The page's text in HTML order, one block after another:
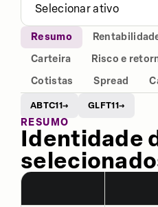
Selecionar ativo
Resumo
Carteira
Risco e
Cotistas
Spread
ABTC11→ GLFT11→
RESUMO
Identidade